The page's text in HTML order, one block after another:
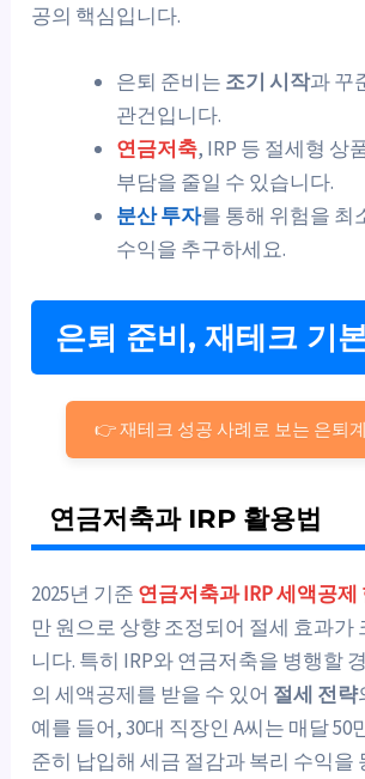
공의 핵심입니다.
은퇴 준비는 조기 시작과 꾸
관건입니다.
연금저축, IRP 등 절세형 상
부담을 줄일 수 있습니다.
분산 투자를 통해 위험을 최
수익을 추구하세요.
은퇴 준비, 재테크 기
👉 재테크 성공 사례로 보는 은퇴
연금저축과 IRP 활용법
2025년 기준 연금저축과 IRP 세액공제
만 원으로 상향 조정되어 절세 효과가
니다. 특히 IRP와 연금저축을 병행할
의 세액공제를 받을 수 있어 절세 전략
예를 들어, 30대 직장인 A씨는 매달 50
준히 납입해 세금 절감과 복리 수익을